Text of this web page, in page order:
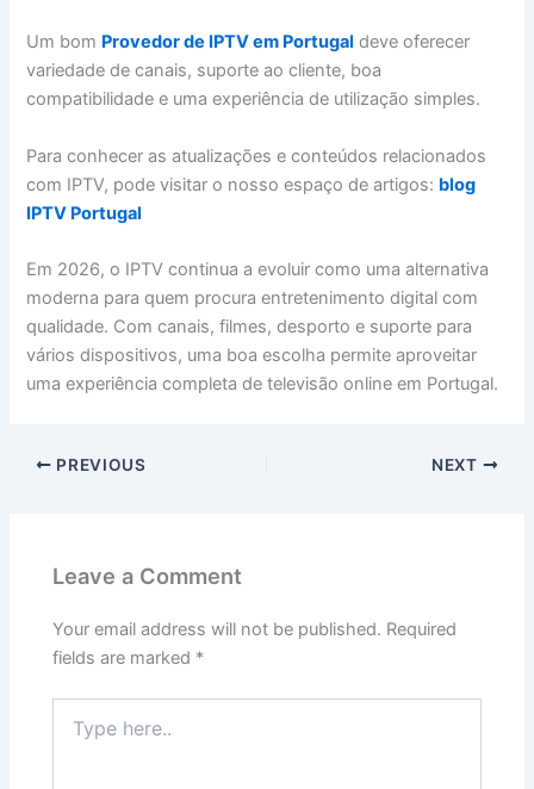
Um bom Provedor de IPTV em Portugal deve oferecer
variedade de canais, suporte ao cliente, boa
compatibilidade e uma experiência de utilização simples.
Para conhecer as atualizações e conteúdos relacionados
com IPTV, pode visitar o nosso espaço de artigos: blog
IPTV Portugal
Em 2026, o IPTV continua a evoluir como uma alternativa
moderna para quem procura entretenimento digital com
qualidade. Com canais, filmes, desporto e suporte para
vários dispositivos, uma boa escolha permite aproveitar
uma experiência completa de televisão online em Portugal.
PREVIOUS NEXT
Leave a Comment
Your email address will not be published. Required
fields are marked *
here..